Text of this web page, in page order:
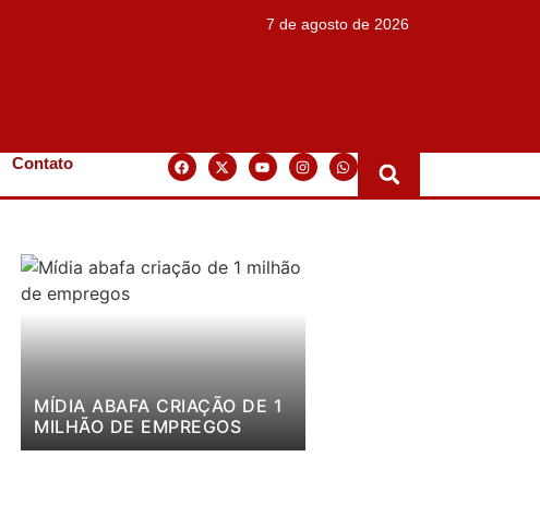
7 de agosto de 2026
Contato
MÍDIA ABAFA CRIAÇÃO DE 1
MILHÃO DE EMPREGOS